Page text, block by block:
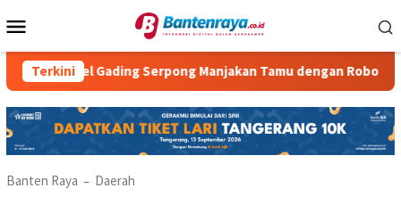
ke
Mobile
Terkini
Serpong Manjakan Tamu dengan Robot Waiter
Banten Raya – Daerah